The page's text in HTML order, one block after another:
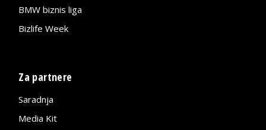
BMW biznis liga
Bizlife Week
Za partnere
Saradnja
Media Kit